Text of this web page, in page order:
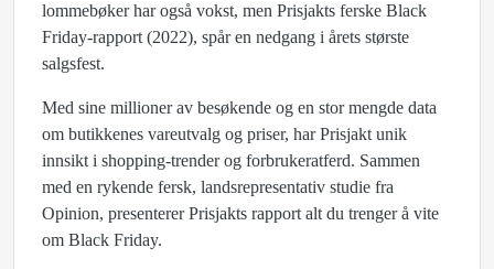
lommebøker har også vokst, men Prisjakts ferske Black
Friday-rapport (2022), spår en nedgang i årets største
salgsfest.
Med sine millioner av besøkende og en stor mengde data
om butikkenes vareutvalg og priser, har Prisjakt unik
innsikt i shopping-trender og forbrukeratferd. Sammen
med en rykende fersk, landsrepresentativ studie fra
Opinion, presenterer Prisjakts rapport alt du trenger å vite
om Black Friday.